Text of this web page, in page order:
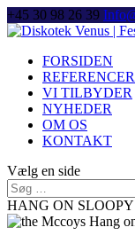
+45 30 98 26 39
FORSIDEN
REFERENCER
VI TILBYDER
NYHEDER
OM OS
KONTAKT
Vælg en side
HANG ON